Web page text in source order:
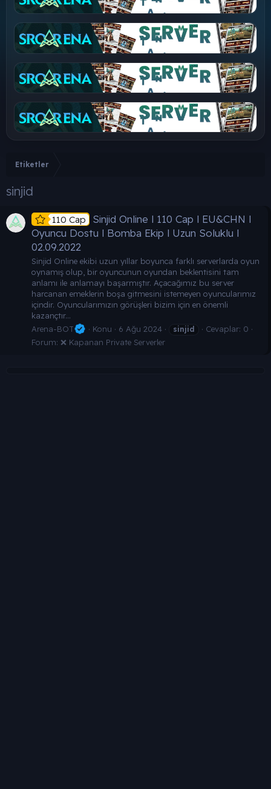
Etiketler
sinjid
110 Cap
Sinjid Online l 110 Cap l EU&CHN l
Oyuncu Dostu l Bomba Ekip l Uzun Soluklu l
02.09.2022
Sinjid Online ekibi uzun yıllar boyunca farklı serverlarda oyun
oynamış olup, bir oyuncunun oyundan beklentisini tam
anlamı ile anlamayı başarmıştır. Açacağımız bu server
harcanan emeklerin boşa gitmesini istemeyen oyuncularımız
içindir. Oyuncularımızın görüşleri bizim için en önemli
kazançtır...
Arena-BOT
Konu 6 Ağu 2024 sinjid
Cevaplar: 0
Forum: ❌ Kapanan Private Serverler